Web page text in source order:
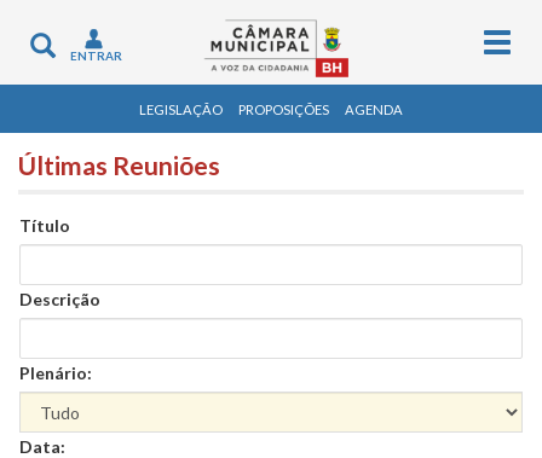
Toggle
navigation
ENTRAR
LEGISLAÇÃO PROPOSIÇÕES AGENDA
Últimas Reuniões
Título
Descrição
Plenário:
Data: